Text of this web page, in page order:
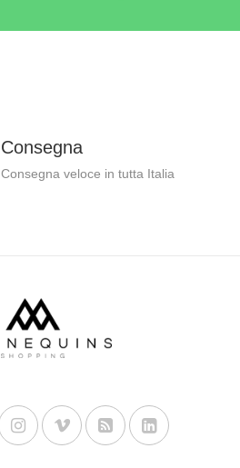
Consegna
Consegna veloce in tutta Italia